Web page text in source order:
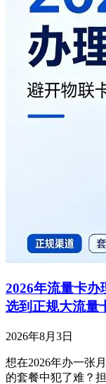
2026年流量卡办
选到正规大流量
2026年8月3日
想在2026年办一张
的套餐中犯了难？